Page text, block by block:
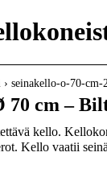
seinakello-o-70-cm-
70 cm –
kello.
Kello vaatii